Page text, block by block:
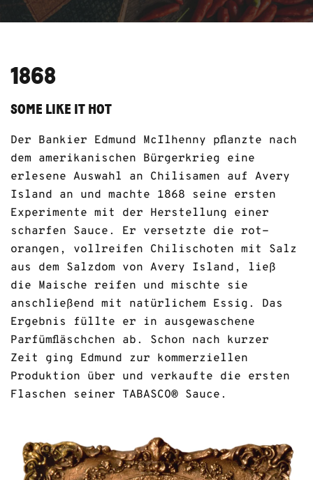
1868
SOME LIKE IT HOT
Der Bankier Edmund McIlhenny pflanzte nach
dem amerikanischen Bürgerkrieg eine
erlesene Auswahl an Chilisamen auf Avery
Island an und machte 1868 seine ersten
Experimente mit der Herstellung einer
scharfen Sauce. Er versetzte die rot-
orangen, vollreifen Chilischoten mit Salz
aus dem Salzdom von Avery Island, ließ
die Maische reifen und mischte sie
anschließend mit natürlichem Essig. Das
Ergebnis füllte er in ausgewaschene
Parfümfläschchen ab. Schon nach kurzer
Zeit ging Edmund zur kommerziellen
Produktion über und verkaufte die ersten
Flaschen seiner TABASCO® Sauce.